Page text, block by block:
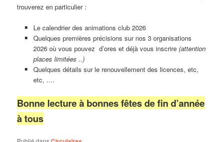
trouverez en particulier :
Le calendrier des animations club 2026
Quelques premières précisions sur nos 3 organisations
2026 où vous pouvez d’ores et déjà vous inscrire (attention
places limitées ..)
Quelques détails sur le renouvellement des licences, etc,
etc, ….
Bonne lecture à bonnes fêtes de fin d’année
à tous